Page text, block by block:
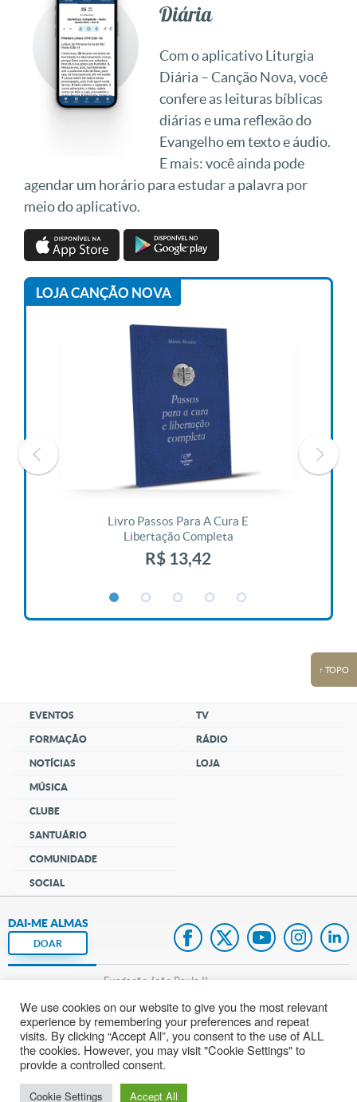
Diária
Com o aplicativo Liturgia
Diária – Canção Nova, você
confere as leituras bíblicas
diárias e uma reflexão do
Evangelho em texto e áudio.
E mais: você ainda pode
agendar um horário para estudar a palavra por
meio do aplicativo.
LOJA CANÇÃO NOVA
Livro Passos Para A Cura E
Libertação Completa
R$ 13,42
↑ TOPO
EVENTOS
FORMAÇÃO
NOTÍCIAS
MÚSICA
CLUBE
SANTUÁRIO
COMUNIDADE
SOCIAL
TV
RÁDIO
LOJA
DAI-ME ALMAS
DOAR
Fundação João Paulo II
Pedido de Oração
Mapa do site
We use cookies on our website to give you the most relevant
experience by remembering your preferences and repeat
visits. By clicking “Accept All”, you consent to the use of ALL
the cookies. However, you may visit "Cookie Settings" to
provide a controlled consent.
Cookie Settings Accept All